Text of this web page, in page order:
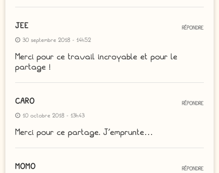
JEE
30 septembre 2018 - 14h52
Merci pour ce travail incroyable et pour le
partage !
RÉPONDRE
CARO
10 octobre 2018 - 13h43
Merci pour ce partage. J’emprunte…
RÉPONDRE
MOMO RÉPONDRE